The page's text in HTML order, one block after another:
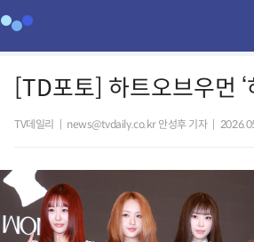
[TD포토] 하트오브우먼 ‘
TV데일리 news@tvdaily.co.kr 안성후 기자